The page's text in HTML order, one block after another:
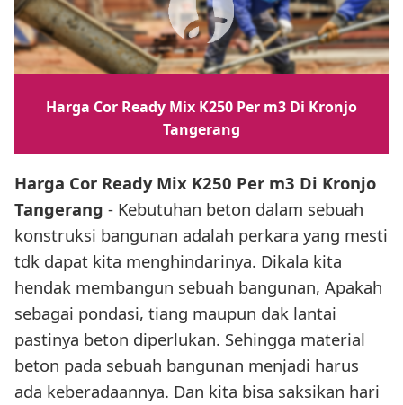
Harga Cor Ready Mix K250 Per m3 Di Kronjo
Tangerang
Harga Cor Ready Mix K250 Per m3 Di Kronjo
Tangerang - Kebutuhan beton dalam sebuah
konstruksi bangunan adalah perkara yang mesti
tdk dapat kita menghindarinya. Dikala kita
hendak membangun sebuah bangunan, Apakah
sebagai pondasi, tiang maupun dak lantai
pastinya beton diperlukan. Sehingga material
beton pada sebuah bangunan menjadi harus
ada keberadaannya. Dan kita bisa saksikan hari